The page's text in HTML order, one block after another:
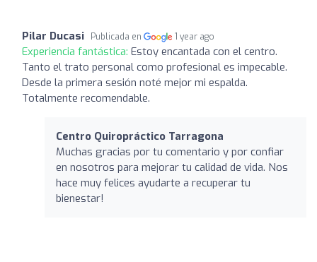
Pilar Ducasi Publicada en 1 year ago
Experiencia fantástica: Estoy encantada con el centro.
Tanto el trato personal como profesional es impecable.
Desde la primera sesión noté mejor mi espalda.
Totalmente recomendable.
Centro Quiropráctico Tarragona
Muchas gracias por tu comentario y por confiar
en nosotros para mejorar tu calidad de vida. Nos
hace muy felices ayudarte a recuperar tu
bienestar!